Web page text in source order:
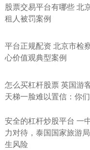
股票交易平台有哪些 北
租人被罚案例
平台正规配资 北京市检
心价值观典型案例
怎么买杠杆股票 英国游
天梯一脸难以置信：你
安全的杠杆炒股平台 一
力对待，泰国国家旅游
生风险